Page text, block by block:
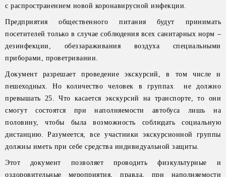
с распространением новой коронавирусной инфекции.
Предприятия общественного питания будут принимать
посетителей только в случае соблюдения всех санитарных норм –
дезинфекции, обеззараживания воздуха специальными
приборами, проветривании.
Документ разрешает проведение экскурсий, в том числе и
пешеходных. Но количество человек в группах не должно
превышать 25. Что касается экскурсий на транспорте, то они
смогут состоятся при наполняемости автобуса лишь на
половину, чтобы была возможность соблюдать социальную
дистанцию. Разумеется, все участники экскурсионной группы
должны иметь при себе средства индивидуальной защиты.
Этот документ позволяет проводить физкультурные и
оздоровительные мероприятия, правда, при наполняемости